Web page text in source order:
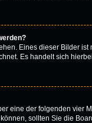
Eines dieser Bilder
Es handelt sich
eine der folgenden
sollten Sie die